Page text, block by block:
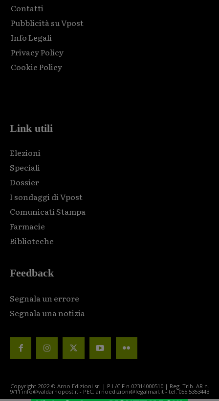
Contatti
Pubblicità su Vpost
Info Legali
Privacy Policy
Cookie Policy
Link utili
Elezioni
Speciali
Dossier
I sondaggi di Vpost
Comunicati Stampa
Farmacie
Biblioteche
Feedback
Segnala un errore
Segnala una notizia
Copyright 2022 © Arno Edizioni srl | P.I./C.F n.02314000510 | Reg. Trib. AR n.
9/11 info@valdarnopost.it - PEC: arnoedizioni@legalmail.it - tel. 055.5353443